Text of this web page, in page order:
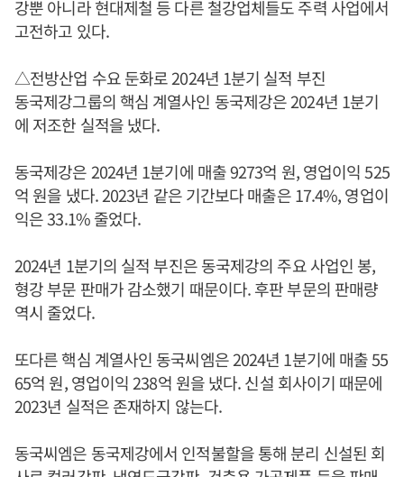
강뿐 아니라 현대제철 등 다른 철강업체들도 주력 사업에서
고전하고 있다.
△전방산업 수요 둔화로 2024년 1분기 실적 부진
동국제강그룹의 핵심 계열사인 동국제강은 2024년 1분기
에 저조한 실적을 냈다.
동국제강은 2024년 1분기에 매출 9273억 원, 영업이익 525
억 원을 냈다. 2023년 같은 기간보다 매출은 17.4%, 영업이
익은 33.1% 줄었다.
2024년 1분기의 실적 부진은 동국제강의 주요 사업인 봉,
형강 부문 판매가 감소했기 때문이다. 후판 부문의 판매량
역시 줄었다.
또다른 핵심 계열사인 동국씨엠은 2024년 1분기에 매출 55
65억 원, 영업이익 238억 원을 냈다. 신설 회사이기 때문에
2023년 실적은 존재하지 않는다.
동국씨엠은 동국제강에서 인적불할을 통해 분리 신설된 회